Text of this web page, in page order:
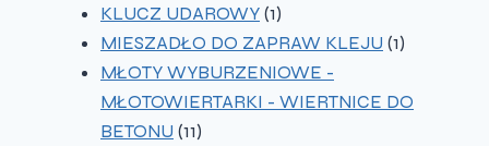
produkty
KLUCZ UDAROWY 11
produkt
MIESZADŁO DO ZAPRAW KLEJU 11
MŁOTY WYBURZENIOWE -
MŁOTOWIERTARKI - WIERTNICE DO
BETONU 1111